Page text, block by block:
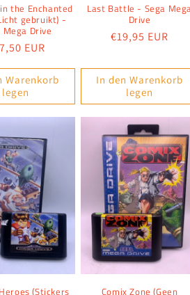
the Enchanted
gebruikt) -
Mega Drive
EUR
Warenkorb
legen
Last Battle - Sega
Drive
Normaler
€19,95 EUR
In den Warenkorb
legen
(Stickers
Comix Zone (Geen